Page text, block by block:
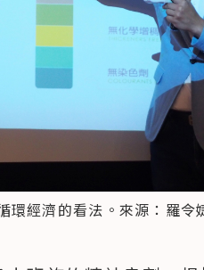
環經濟的看法。來源：羅令